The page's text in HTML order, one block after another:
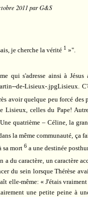
2011par G&S
je cherche la vérité 1 »".
qui s'adresse ainsi à
Lisieux.
avoir quelque peu forcé
Lisieux, celles du Pape!
quatrième – Céline, la
la même communauté, ça
sa mort 6 a une destinée
a du caractère, un caractère
du sein lorsque Thérèse
elle-même: « J'étais
une petite peine à